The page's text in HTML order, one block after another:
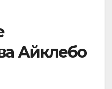
Айклебо